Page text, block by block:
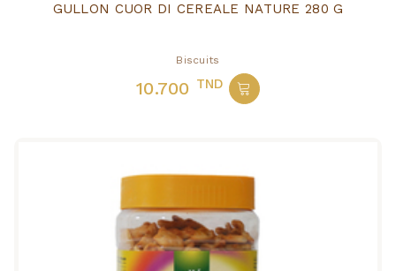
GULLON CUOR DI CEREALE NATURE 280 G
Biscuits
10.700 TND